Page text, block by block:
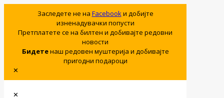
Заследете не на Facebookи добијте
изненадувачки попусти
Претплатете се на билтен и добивајте редовни
новости
Бидетенаш редовен муштерија и добивајте
пригодни подароци
✕
✕